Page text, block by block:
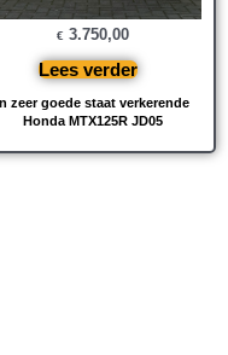
zeer goede staat verkerende
Honda MTX125R JD05
€ 3.750,00
Lees verder